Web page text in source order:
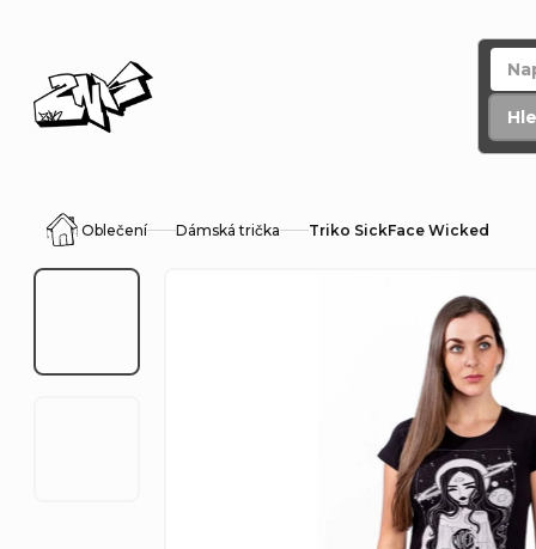
obsah
Domů
Oblečení Dámská trička Triko SickFace Wicked